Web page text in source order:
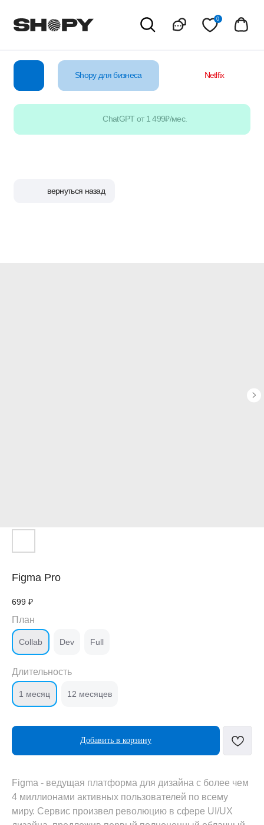
ChatGPT от 1 499₽/мес.
Figma Pro
699 ₽
План
Collab Dev Full
Длительность
1 месяц 12 месяцев
Добавить в корзину
Figma - ведущая платформа для дизайна с более чем
4 миллионами активных пользователей по всему
миру. Сервис произвел революцию в сфере UI/UX